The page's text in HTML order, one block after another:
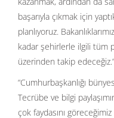
başarıyla çıkmak için
planlıyoruz.
kadar şehirlerle ilgili tüm
üzerinden takip edeceğiz.”
“Cumhurbaşkanlığı
Tecrübe ve bilgi
çok faydasını